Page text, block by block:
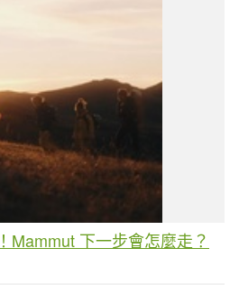
Mammut 下一步會怎麼走？